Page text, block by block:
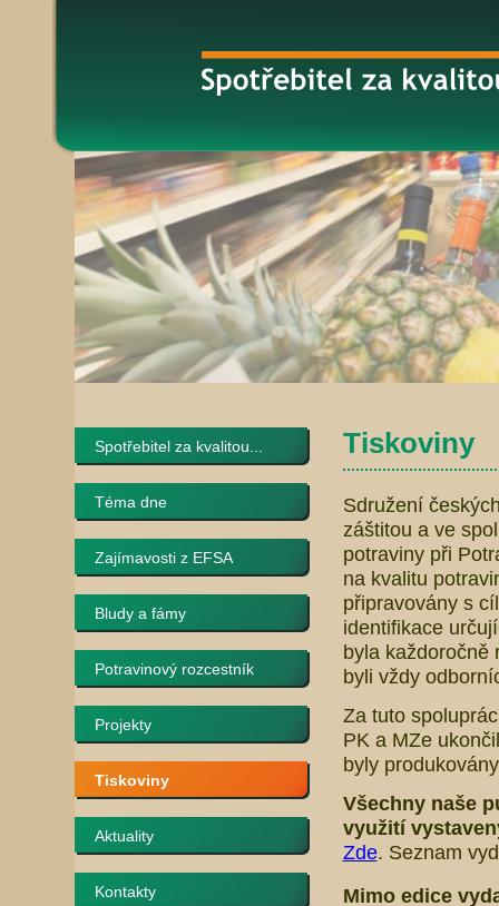
Spotřebitel za kvalitou...
Téma dne
Zajímavosti z EFSA
Bludy a fámy
Potravinový rozcestník
Projekty
Tiskoviny
Aktuality
Kontakty
Tiskoviny
Sdružení
záštitou a ve
potraviny při
na kvalitu
připravovány s
identifikace
byla každoročně
byli vždy
Za tuto
PK a MZe
byly
Všechny naše
využití
Zde. Seznam
Mimo edice